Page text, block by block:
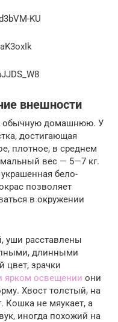
KU
внешности
обычную домашнюю. У
достигающая
плотное, в среднем
вес — 5—7 кг.
бело-
позволяет
в окружении
уши расставлены
длинными
цвет, зрачки
ярком освещении они
Хвост толстый, на
Кошка не мяукает, а
иногда похожий на